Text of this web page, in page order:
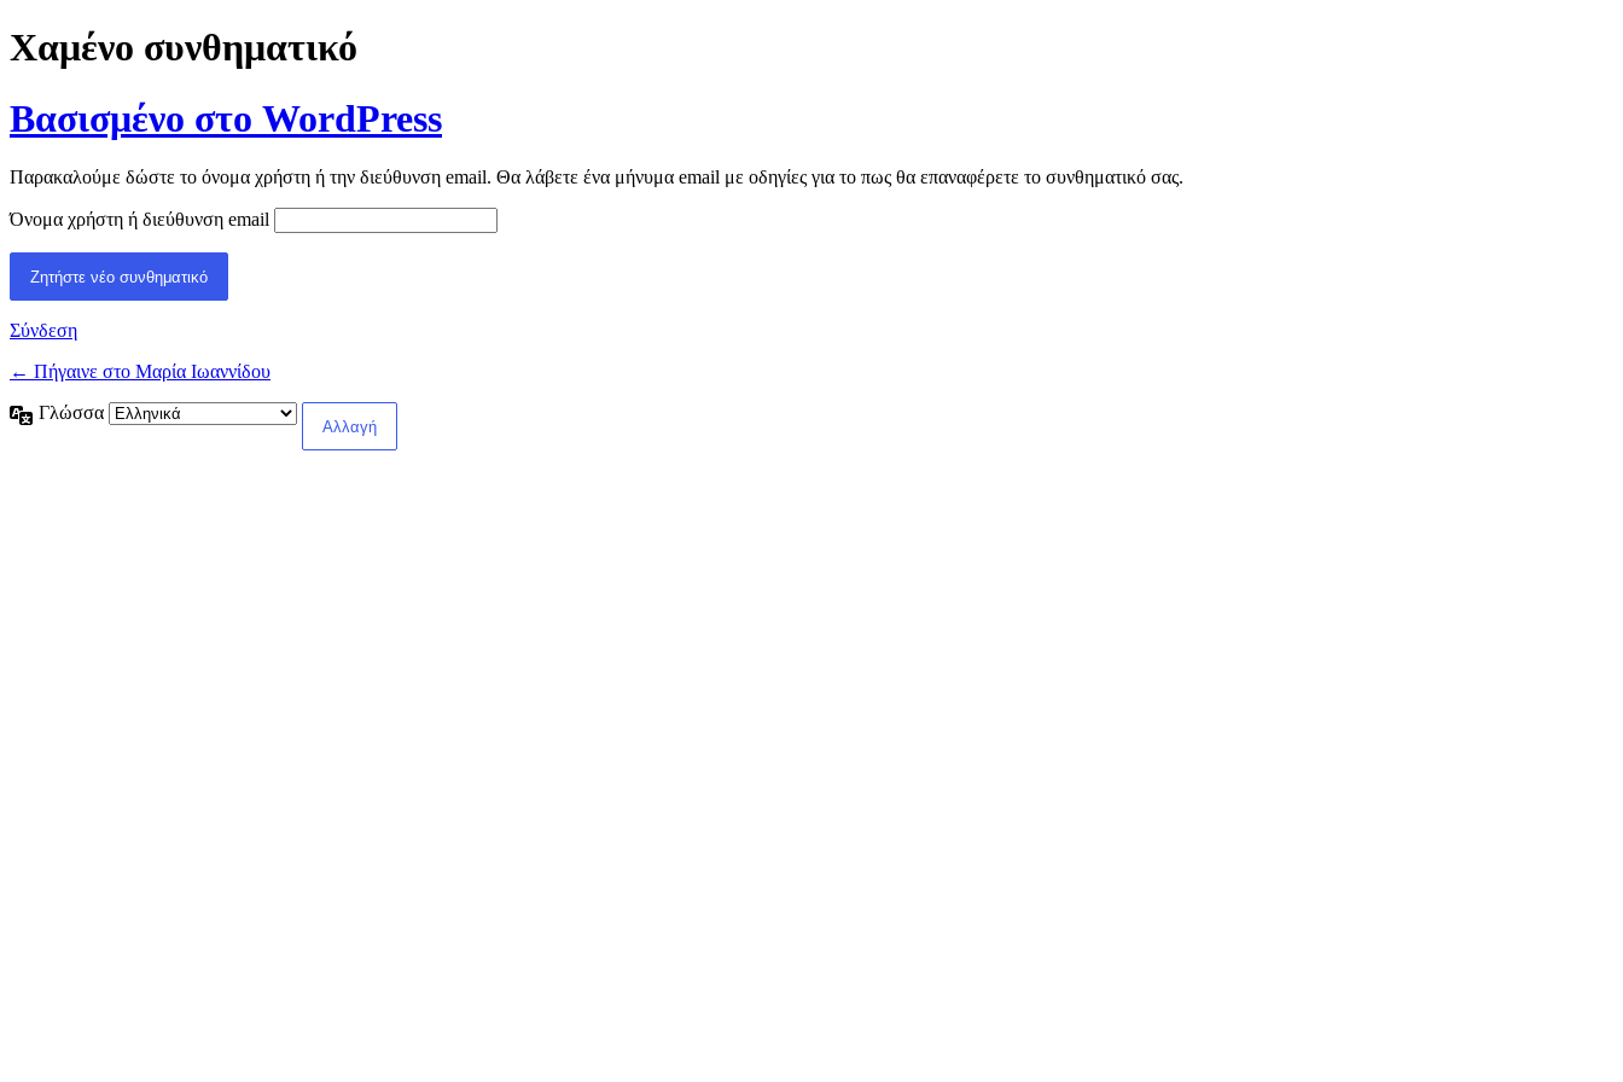
Χαμένο συνθηματικό
Βασισμένο στο WordPress
Παρακαλούμε δώστε το όνομα χρήστη ή την διεύθυνση email. Θα λάβετε ένα μήνυμα email με οδηγίες για το πως θα επαναφέρετε το συνθηματικό σας.
Όνομα χρήστη ή διεύθυνση email
Σύνδεση
← Πήγαινε στο Μαρία Ιωαννίδου
Γλώσσα